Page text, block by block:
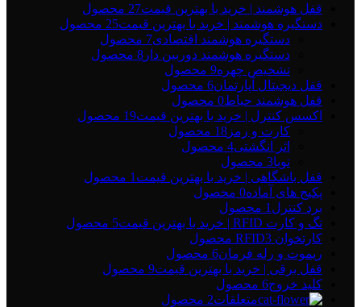
قفل هوشمند | خرید با بهترین قیمت27 محصول
دستگیره هوشمند | خرید با بهترین قیمت25 محصول
دستگیره هوشمند اقتصادی7 محصول
دستگیره هوشمند دوربین دار 8 محصول
تشخیص چهره9 محصول
قفل دیجیتال آپارتمان6 محصول
قفل هوشمند حیاط0 محصول
اکسس کنترل | خرید با بهترین قیمت19 محصول
کارت و رمز 18 محصول
اثر انگشتی4 محصول
تویا3 محصول
قفل باشگاهی | خرید با بهترین قیمت 1 محصول
پکیج های آماده0 محصول
برد کنترل 1 محصول
تگ و کارت RFID | خرید با بهترین قیمت
5 محصول
کارتخوان RFID 3 محصول
ریموت و رله فرمان6 محصول
قفل برقی | خرید با بهترین قیمت9 محصول
کلید خروج6 محصول
متعلقات2 محصول